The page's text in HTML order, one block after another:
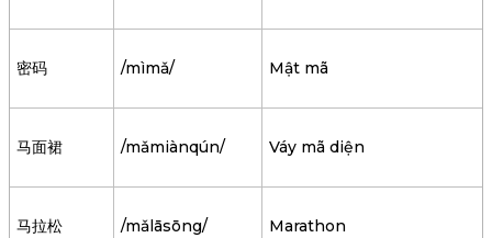
密码 /mìmǎ/ Mật mã
马面裙 /mǎmiànqún/ Váy mã diện
马拉松 /mǎlāsōng/ Marathon